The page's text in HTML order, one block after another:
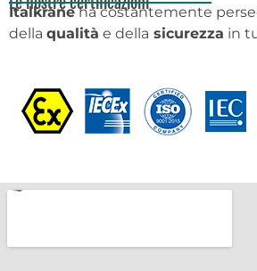
Italkraneha costantemente
della qualità e della sicurezza in